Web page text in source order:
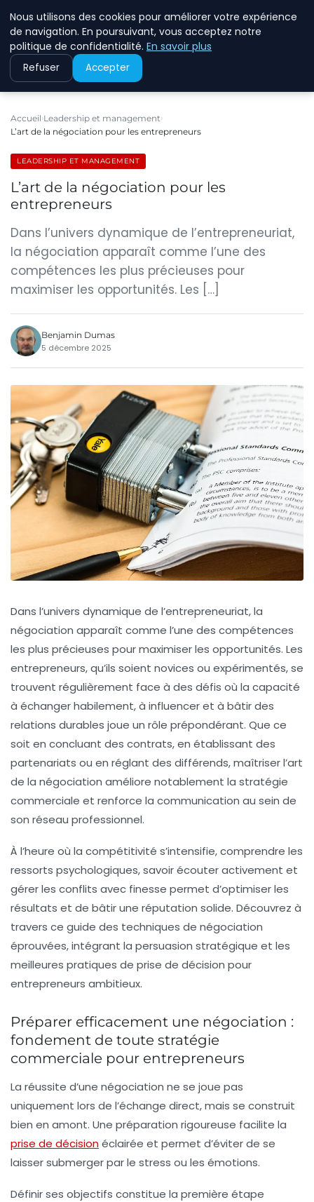
ECOMMCODE2
Accueil Leadership et management
L’art de la négociation pour les entrepreneurs
LEADERSHIP ET MANAGEMENT
L’art de la négociation pour les
entrepreneurs
Dans l’univers dynamique de l’entrepreneuriat,
la négociation apparaît comme l’une des
compétences les plus précieuses pour
maximiser les opportunités. Les […]
Benjamin Dumas
5 décembre 2025
Dans l’univers dynamique de l’entrepreneuriat, la
négociation apparaît comme l’une des compétences
les plus précieuses pour maximiser les opportunités. Les
entrepreneurs, qu’ils soient novices ou expérimentés, se
trouvent régulièrement face à des défis où la capacité
à échanger habilement, à influencer et à bâtir des
relations durables joue un rôle prépondérant. Que ce
soit en concluant des contrats, en établissant des
partenariats ou en réglant des différends, maîtriser l’art
de la négociation améliore notablement la stratégie
commerciale et renforce la communication au sein de
son réseau professionnel.
À l’heure où la compétitivité s’intensifie, comprendre les
ressorts psychologiques, savoir écouter activement et
gérer les conflits avec finesse permet d’optimiser les
résultats et de bâtir une réputation solide. Découvrez à
travers ce guide des techniques de négociation
éprouvées, intégrant la persuasion stratégique et les
meilleures pratiques de prise de décision pour
entrepreneurs ambitieux.
Préparer efficacement une négociation :
fondement de toute stratégie
commerciale pour entrepreneurs
La réussite d’une négociation ne se joue pas
uniquement lors de l’échange direct, mais se construit
bien en amont. Une préparation rigoureuse facilite la
prise de décisionéclairée et permet d’éviter de se
laisser submerger par le stress ou les émotions.
Définir ses objectifs constitue la première étape
Nous utilisons des cookies pour améliorer votre expérience
de navigation. En poursuivant, vous acceptez notre
politique de confidentialité. En savoir plus
Refuser Accepter